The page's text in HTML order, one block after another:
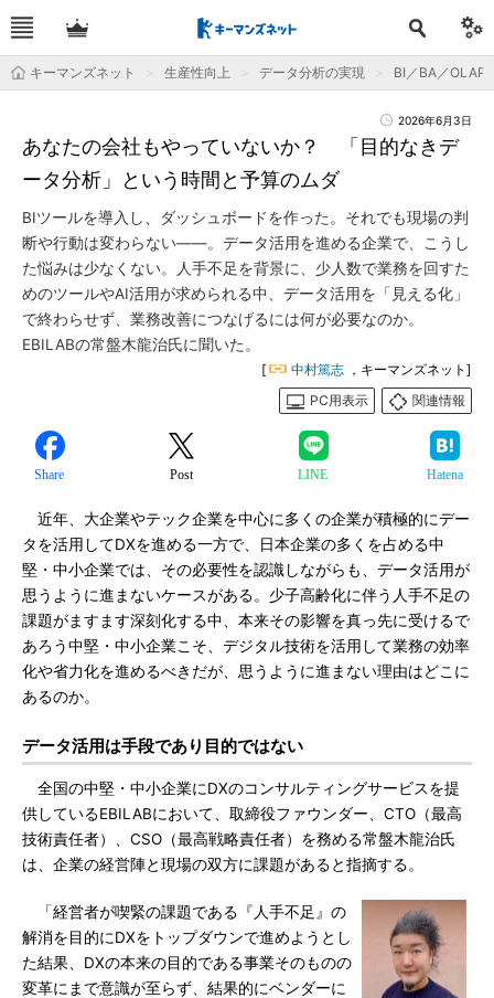
キーマンズネット 生産性向上 データ分析の実現 BI／BA／OLAP
2026年6月3日
あなたの会社もやっていないか？ 「目的なきデ
ータ分析」という時間と予算のムダ
BIツールを導入し、ダッシュボードを作った。それでも現場の判
断や行動は変わらない――。データ活用を進める企業で、こうし
た悩みは少なくない。人手不足を背景に、少人数で業務を回すた
めのツールやAI活用が求められる中、データ活用を「見える化」
で終わらせず、業務改善につなげるには何が必要なのか。
EBILABの常盤木龍治氏に聞いた。
[ 中村篤志 ，キーマンズネット]
PC用表示
関連情報
Share Post LINE Hatena
近年、大企業やテック企業を中心に多くの企業が積極的にデー
タを活用してDXを進める一方で、日本企業の多くを占める中
堅・中小企業では、その必要性を認識しながらも、データ活用が
思うように進まないケースがある。少子高齢化に伴う人手不足の
課題がますます深刻化する中、本来その影響を真っ先に受けるで
あろう中堅・中小企業こそ、デジタル技術を活用して業務の効率
化や省力化を進めるべきだが、思うように進まない理由はどこに
あるのか。
データ活用は手段であり目的ではない
全国の中堅・中小企業にDXのコンサルティングサービスを提
供しているEBILABにおいて、取締役ファウンダー、CTO（最高
技術責任者）、CSO（最高戦略責任者）を務める常盤木龍治氏
は、企業の経営陣と現場の双方に課題があると指摘する。
「経営者が喫緊の課題である『人手不足』の
解消を目的にDXをトップダウンで進めようとし
た結果、DXの本来の目的である事業そのものの
変革にまで意識が至らず、結果的にベンダーに